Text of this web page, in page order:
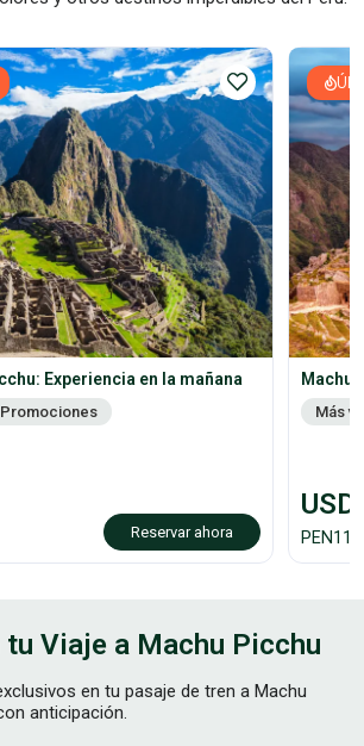
Experiencia en la mañana
Promociones
Reservar ahora
Machu
Más
USD
PEN
tu Viaje a Machu Picchu
en tu pasaje de tren a Machu
anticipación.